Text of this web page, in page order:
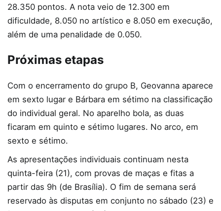
28.350 pontos. A nota veio de 12.300 em
dificuldade, 8.050 no artístico e 8.050 em execução,
além de uma penalidade de 0.050.
Próximas etapas
Com o encerramento do grupo B, Geovanna aparece
em sexto lugar e Bárbara em sétimo na classificação
do individual geral. No aparelho bola, as duas
ficaram em quinto e sétimo lugares. No arco, em
sexto e sétimo.
As apresentações individuais continuam nesta
quinta-feira (21), com provas de maças e fitas a
partir das 9h (de Brasília). O fim de semana será
reservado às disputas em conjunto no sábado (23) e